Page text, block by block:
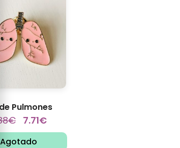
Pulmones
€ 7.71€
Agotado